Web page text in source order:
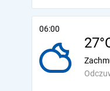
06:00